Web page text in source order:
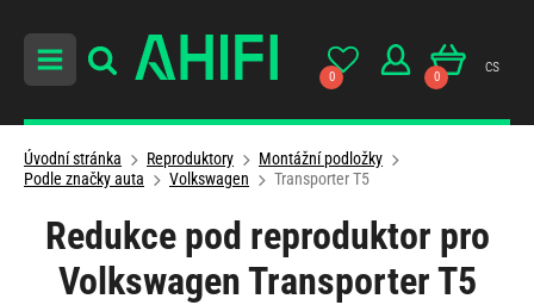
0 0
cs
Úvodní stránka Reproduktory
Montážní podložky
Podle značky auta
Volkswagen Transporter T5
Redukce pod reproduktor pro
Volkswagen Transporter T5